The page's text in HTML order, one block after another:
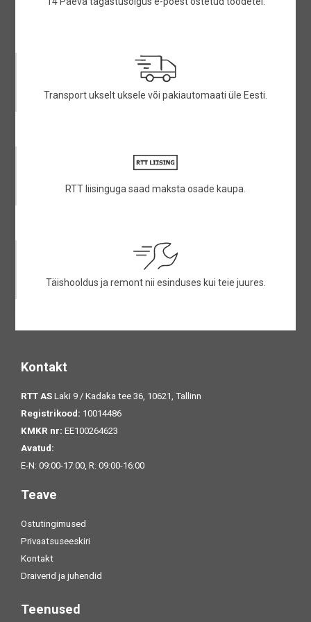
Transport ukselt uksele või pakiautomaati üle Eesti.
RTT liisinguga saad maksta osade kaupa.
Täishooldus ja remont nii esinduses kui teie juures.
Kontakt
RTT AS Laki 9 / Kadaka tee 36, 10621, Tallinn
Registrikood: 10014486
KMKR nr: EE100264623
Avatud:
E-N: 09:00-17:00, R: 09:00-16:00
Teave
Ostutingimused
Privaatsuseeskiri
Kontakt
Draiverid ja juhendid
Teenused